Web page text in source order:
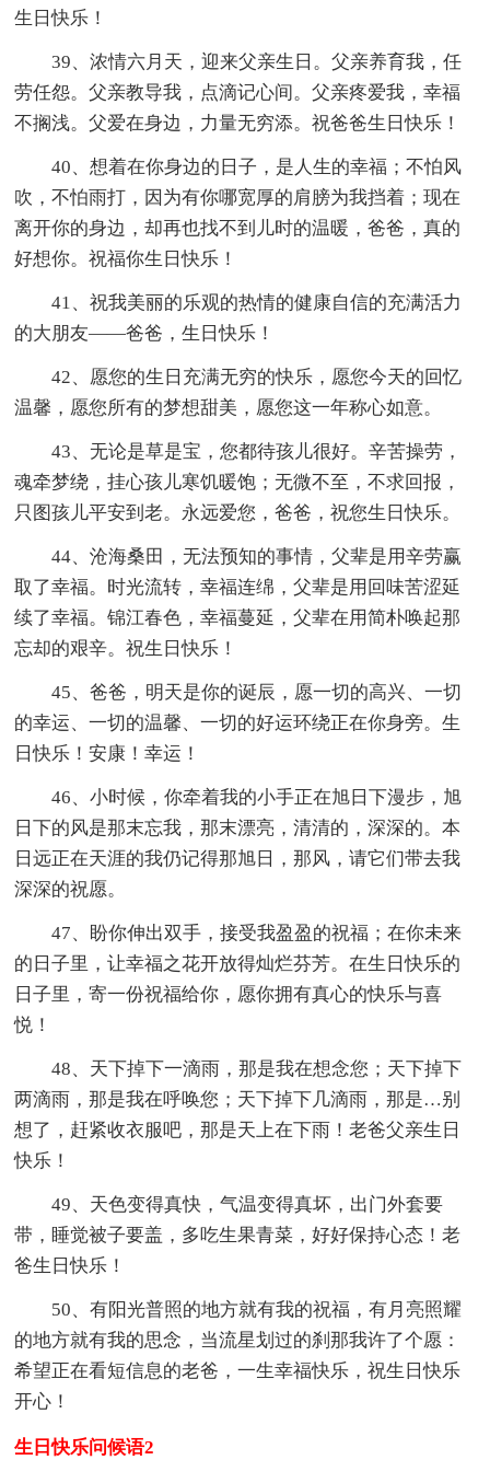
生日快乐！
39、浓情六月天，迎来父亲生日。父亲养育我，任
劳任怨。父亲教导我，点滴记心间。父亲疼爱我，幸福
不搁浅。父爱在身边，力量无穷添。祝爸爸生日快乐！
40、想着在你身边的日子，是人生的幸福；不怕风
吹，不怕雨打，因为有你哪宽厚的肩膀为我挡着；现在
离开你的身边，却再也找不到儿时的温暖，爸爸，真的
好想你。祝福你生日快乐！
41、祝我美丽的乐观的热情的健康自信的充满活力
的大朋友——爸爸，生日快乐！
42、愿您的生日充满无穷的快乐，愿您今天的回忆
温馨，愿您所有的梦想甜美，愿您这一年称心如意。
43、无论是草是宝，您都待孩儿很好。辛苦操劳，
魂牵梦绕，挂心孩儿寒饥暖饱；无微不至，不求回报，
只图孩儿平安到老。永远爱您，爸爸，祝您生日快乐。
44、沧海桑田，无法预知的事情，父辈是用辛劳赢
取了幸福。时光流转，幸福连绵，父辈是用回味苦涩延
续了幸福。锦江春色，幸福蔓延，父辈在用简朴唤起那
忘却的艰辛。祝生日快乐！
45、爸爸，明天是你的诞辰，愿一切的高兴、一切
的幸运、一切的温馨、一切的好运环绕正在你身旁。生
日快乐！安康！幸运！
46、小时候，你牵着我的小手正在旭日下漫步，旭
日下的风是那末忘我，那末漂亮，清清的，深深的。本
日远正在天涯的我仍记得那旭日，那风，请它们带去我
深深的祝愿。
47、盼你伸出双手，接受我盈盈的祝福；在你未来
的日子里，让幸福之花开放得灿烂芬芳。在生日快乐的
日子里，寄一份祝福给你，愿你拥有真心的快乐与喜
悦！
48、天下掉下一滴雨，那是我在想念您；天下掉下
两滴雨，那是我在呼唤您；天下掉下几滴雨，那是…别
想了，赶紧收衣服吧，那是天上在下雨！老爸父亲生日
快乐！
49、天色变得真快，气温变得真坏，出门外套要
带，睡觉被子要盖，多吃生果青菜，好好保持心态！老
爸生日快乐！
50、有阳光普照的地方就有我的祝福，有月亮照耀
的地方就有我的思念，当流星划过的刹那我许了个愿：
希望正在看短信息的老爸，一生幸福快乐，祝生日快乐
开心！
生日快乐问候语2